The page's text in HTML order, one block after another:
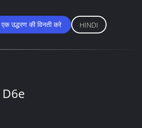
एक उद्धरण की विनती करे HINDI
D6e